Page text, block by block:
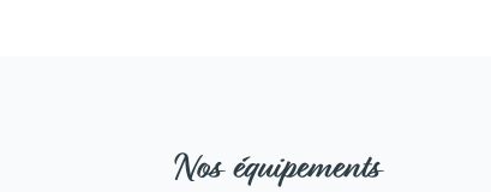
Nos équipements